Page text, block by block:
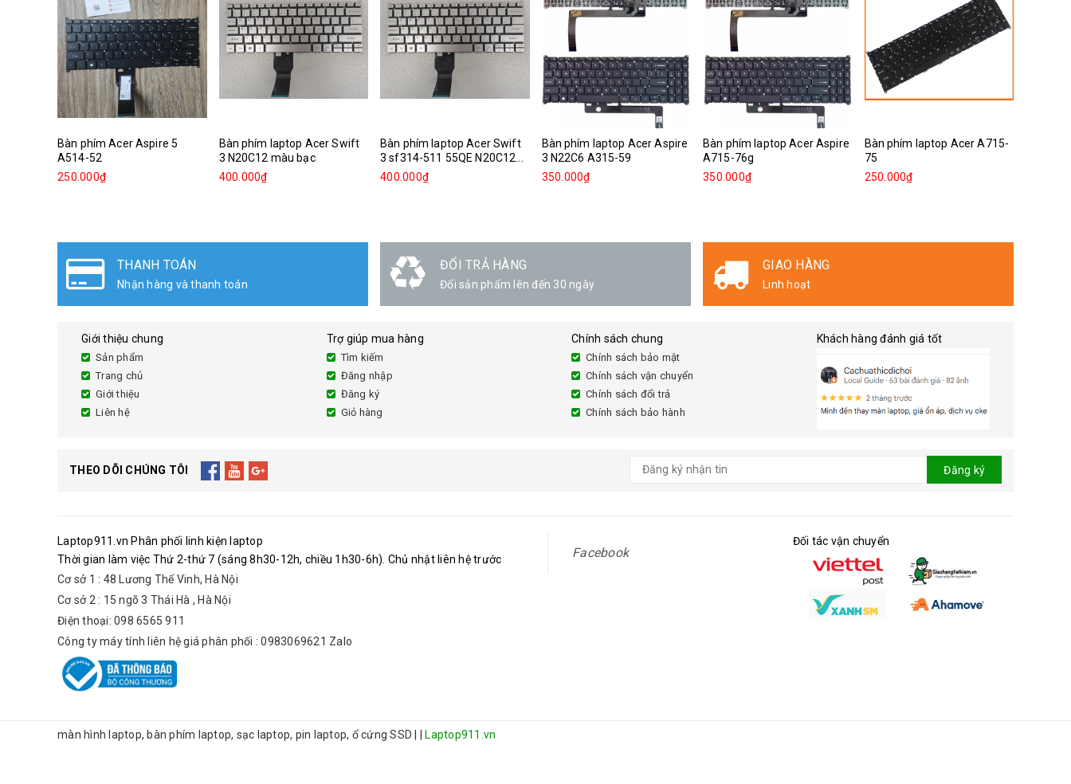
Bàn phím Acer Aspire 5
A514-52
250.000₫
Bàn phím laptop Acer Swift
3 N20C12 màu bạc
400.000₫
Bàn phím laptop Acer Swift
3 sf314-511 55QE N20C12...
400.000₫
Bàn phím laptop Acer Aspire
3 N22C6 A315-59
350.000₫
Bàn phím laptop Acer Aspire
A715-76g
350.000₫
Bàn phím laptop Acer A715-
75
250.000₫
THANH TOÁN
Nhận hàng và thanh toán
ĐỔI TRẢ HÀNG
Đổi sản phẩm lên đến 30 ngày
GIAO HÀNG
Linh hoạt
Giới thiệu chung
Sản phẩm
Trang chủ
Giới thiệu
Liên hệ
Trợ giúp mua hàng
Tìm kiếm
Đăng nhập
Đăng ký
Giỏ hàng
Chính sách chung
Chính sách bảo mật
Chính sách vận chuyển
Chính sách đổi trả
Chính sách bảo hành
Khách hàng đánh giá tốt
THEO DÕI CHÚNG TÔI Đăng ký
Laptop911.vn Phân phối linh kiện laptop
Thời gian làm việc Thứ 2-thứ 7 (sáng 8h30-12h, chiều 1h30-6h). Chủ nhật liên hệ trước
Cơ sở 1 : 48 Lương Thế Vinh, Hà Nội
Cơ sở 2 : 15 ngõ 3 Thái Hà , Hà Nội
Điện thoại: 098 6565 911
Công ty máy tính liên hệ giá phân phối : 0983069621 Zalo
Facebook
Đối tác vận chuyển
màn hình laptop, bàn phím laptop, sạc laptop, pin laptop, ổ cứng SSD Laptop911.vn